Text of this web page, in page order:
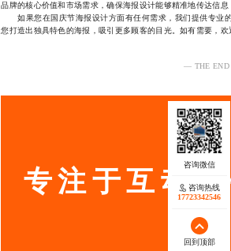
品牌的核心价值和市场需求，确保海报设计能够精准地传达信
如果您在国庆节海报设计方面有任何需求，我们提供专业
您打造出独具特色的海报，吸引更多顾客的目光。如有需要，
— THE
服务
专注于互动咨询热线
17723342546
回到顶部